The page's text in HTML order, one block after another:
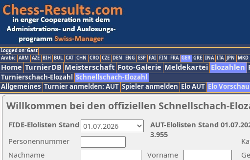
Logged on: Gast
Arabic ARM AZE BIH BUL CAT CHN CRO CZE DEN ENG ESP FAI FIN FRA GER GRE INA ITA JPN MKD
Home TurnierDB Meisterschaft Foto-Galerie Meldekartei Elozahlen
Turnierschach-Elozahl Schnellschach-Elozahl
Allgemeines Turnier anmelden: AUT Spieler anmelden Elo AUT Elo Vorschau
Willkommen bei den offiziellen Schnellschach-
Nachname
Vorname
Personennummer
AUT-Elolisten Stand
3.955
FIDE-Elolisten Stand